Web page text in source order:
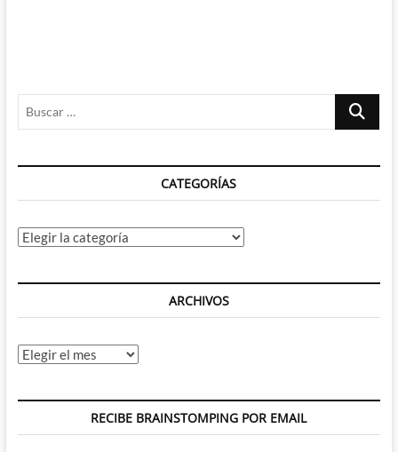
Buscar
CATEGORÍAS
Categorías
ARCHIVOS
Archivos
RECIBE BRAINSTOMPING POR EMAIL